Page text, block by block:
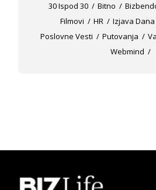
30 Ispod 30 Bitno
Filmovi
HR Izjava Dana
Poslovne Vesti
Putovanja
Webmind